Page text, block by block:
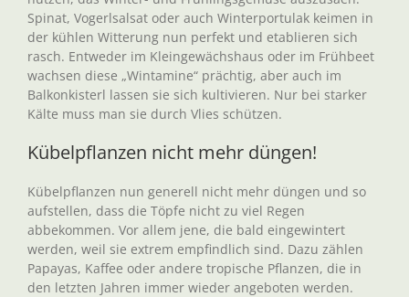
Spinat, Vogerlsalsat oder auch Winterportulak keimen in
der kühlen Witterung nun perfekt und etablieren sich
rasch. Entweder im Kleingewächshaus oder im Frühbeet
wachsen diese „Wintamine“ prächtig, aber auch im
Balkonkisterl lassen sie sich kultivieren. Nur bei starker
Kälte muss man sie durch Vlies schützen.
Kübelpflanzen nicht mehr düngen!
Kübelpflanzen nun generell nicht mehr düngen und so
aufstellen, dass die Töpfe nicht zu viel Regen
abbekommen. Vor allem jene, die bald eingewintert
werden, weil sie extrem empfindlich sind. Dazu zählen
Papayas, Kaffee oder andere tropische Pflanzen, die in
den letzten Jahren immer wieder angeboten werden.